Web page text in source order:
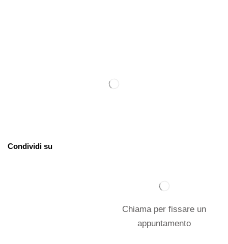
Condividi su
Chiama per fissare un
appuntamento